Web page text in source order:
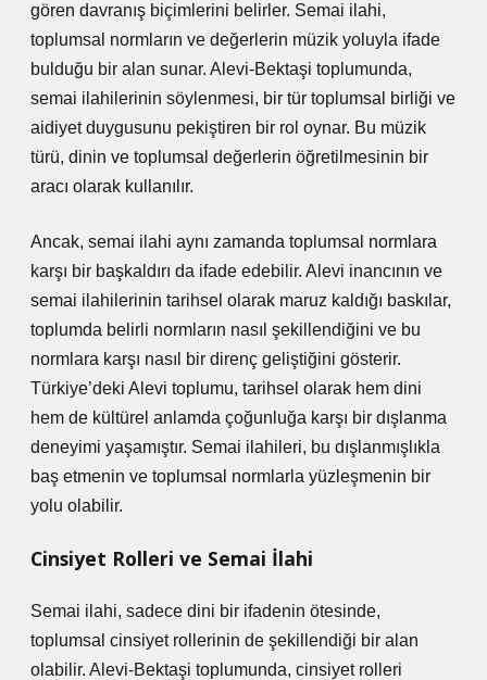
gören davranış biçimlerini belirler. Semai ilahi,
toplumsal normların ve değerlerin müzik yoluyla ifade
bulduğu bir alan sunar. Alevi-Bektaşi toplumunda,
semai ilahilerinin söylenmesi, bir tür toplumsal birliği ve
aidiyet duygusunu pekiştiren bir rol oynar. Bu müzik
türü, dinin ve toplumsal değerlerin öğretilmesinin bir
aracı olarak kullanılır.
Ancak, semai ilahi aynı zamanda toplumsal normlara
karşı bir başkaldırı da ifade edebilir. Alevi inancının ve
semai ilahilerinin tarihsel olarak maruz kaldığı baskılar,
toplumda belirli normların nasıl şekillendiğini ve bu
normlara karşı nasıl bir direnç geliştiğini gösterir.
Türkiye’deki Alevi toplumu, tarihsel olarak hem dini
hem de kültürel anlamda çoğunluğa karşı bir dışlanma
deneyimi yaşamıştır. Semai ilahileri, bu dışlanmışlıkla
baş etmenin ve toplumsal normlarla yüzleşmenin bir
yolu olabilir.
Cinsiyet Rolleri ve Semai İlahi
Semai ilahi, sadece dini bir ifadenin ötesinde,
toplumsal cinsiyet rollerinin de şekillendiği bir alan
olabilir. Alevi-Bektaşi toplumunda, cinsiyet rolleri